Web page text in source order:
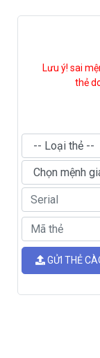
Lưu ý! sai
thẻ
GỬI THẺ